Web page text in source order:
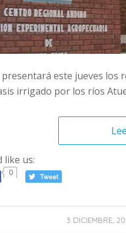
este jueves los
irrigado por los ríos
like us:
0
3 DICIEMBRE,
/